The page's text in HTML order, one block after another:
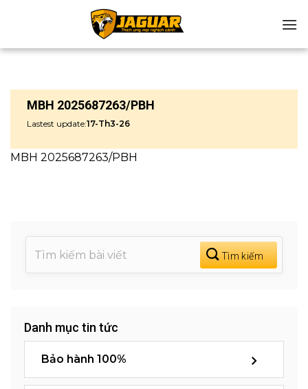
MBH 2025687263/PBH
Lastest update:17-Th3-26
MBH 2025687263/PBH
Danh mục tin tức
Bảo hành 100%